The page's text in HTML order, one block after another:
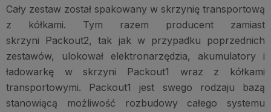
Cały zestaw został spakowany w skrzynię transportową
z kółkami. Tym razem producent zamiast
skrzyni Packout2, tak jak w przypadku poprzednich
zestawów, ulokował elektronarzędzia, akumulatory i
ładowarkę w skrzyni Packout1 wraz z kółkami
transportowymi. Packout1 jest swego rodzaju bazą
stanowiącą możliwość rozbudowy całego systemu